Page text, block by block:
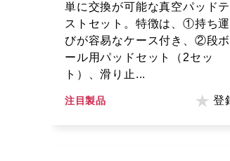
単に交換が可能な真空パッドテ
ストセット。特徴は、①持ち運
びが容易なケース付き、②段ボ
ール用パッドセット（2セッ
ト）、滑り止...
注目製品 登